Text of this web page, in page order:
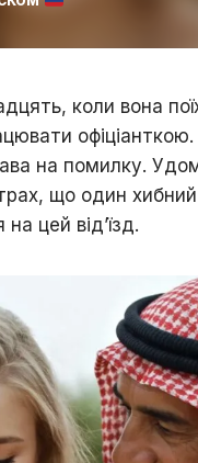
коли вона
офіціанткою.
на помилку.
що один
цей від’їзд.